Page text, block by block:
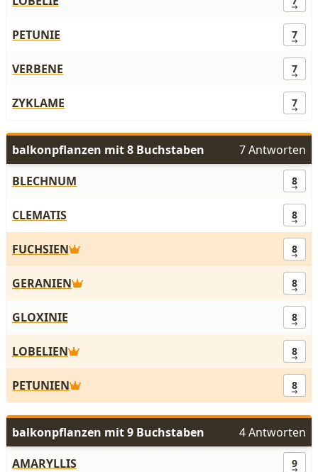
PETUNIE 7
VERBENE 7
ZYKLAME 7
balkonpflanzen mit 8 Buchstaben
7 Antworten
BLECHNUM
8
CLEMATIS 8
FUCHSIEN 8
GERANIEN 8
GLOXINIE 8
LOBELIEN 8
PETUNIEN 8
balkonpflanzen mit 9 Buchstaben
4 Antworten
AMARYLLIS
9